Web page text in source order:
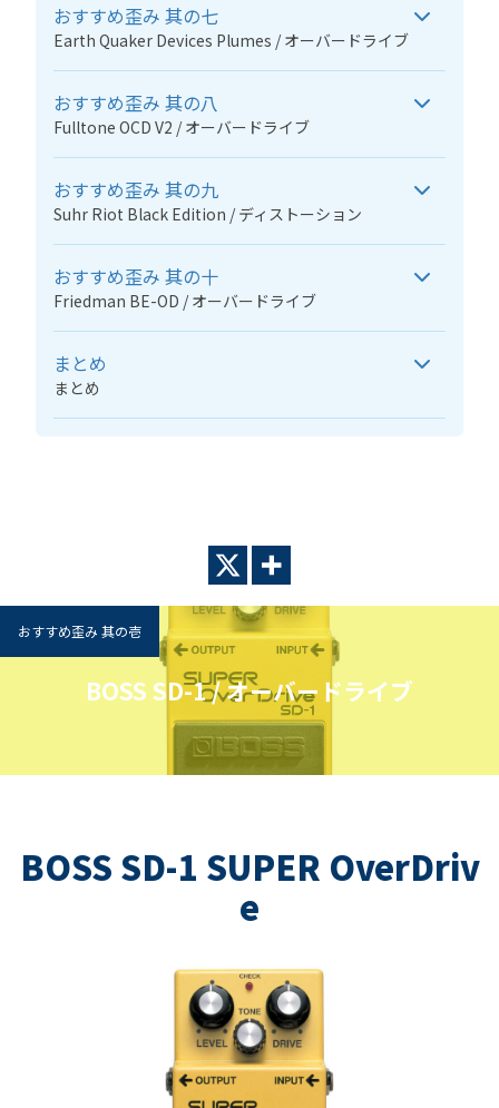
おすすめ歪み 其の七
Earth Quaker Devices Plumes / オーバードライブ
おすすめ歪み 其の八
Fulltone OCD V2 / オーバードライブ
おすすめ歪み 其の九
Suhr Riot Black Edition / ディストーション
おすすめ歪み 其の十
Friedman BE-OD / オーバードライブ
まとめ
まとめ
おすすめ歪み 其の壱
BOSS SD-1 / オーバードライブ
BOSS SD-1 SUPER OverDriv
e